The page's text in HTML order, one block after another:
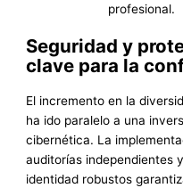
profesional.
Seguridad y
clave para la
El incremento en la
ha ido paralelo a una
cibernética. La
auditorías independientes
identidad robustos